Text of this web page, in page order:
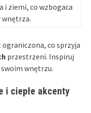
i ziemi, co wzbogaca
co sprzyja
przestrzeni. Inspiruj
wnętrzu.
i ciepłe akcenty